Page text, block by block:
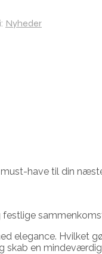
Nyheder
have til din
festlige
elegance. Hvilket
skab en